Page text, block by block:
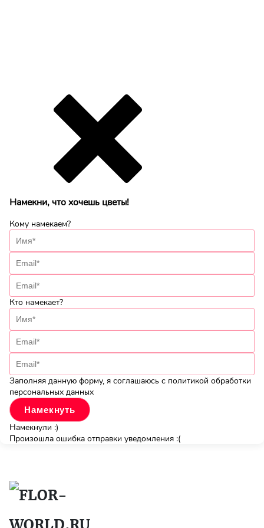
Намекни, что хочешь цветы!
Кому намекаем?
Кто намекает?
Заполняя данную форму, я соглашаюсь с политикой обработки
персональных данных
Намекнули :)
Произошла ошибка отправки уведомления :(